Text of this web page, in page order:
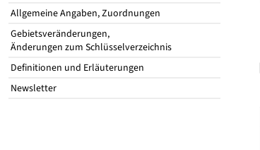
Allgemeine Angaben, Zuordnungen
Gebietsveränderungen,
Änderungen zum Schlüsselverzeichnis
Definitionen und Erläuterungen
Newsletter